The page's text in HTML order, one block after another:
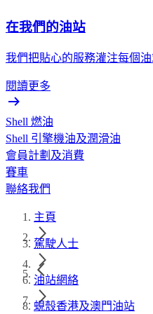
在我們的油站
我們把貼心的服務灌注每個
閱讀更多
Shell 燃油
Shell 引擎機油及潤滑油
會員計劃及消費
賽車
聯絡我們
主頁
駕駛人士
油站網絡
蜆殼香港及澳門油站